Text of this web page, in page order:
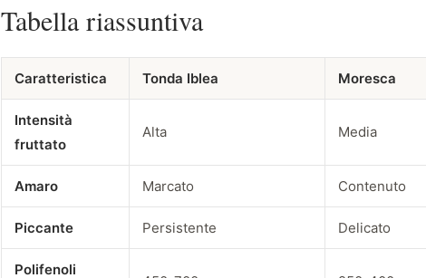
Tabella riassuntiva
Caratteristica Tonda Iblea Moresca
Intensità
fruttato
Alta Media
Amaro Marcato Contenuto
Piccante Persistente Delicato
Polifenoli